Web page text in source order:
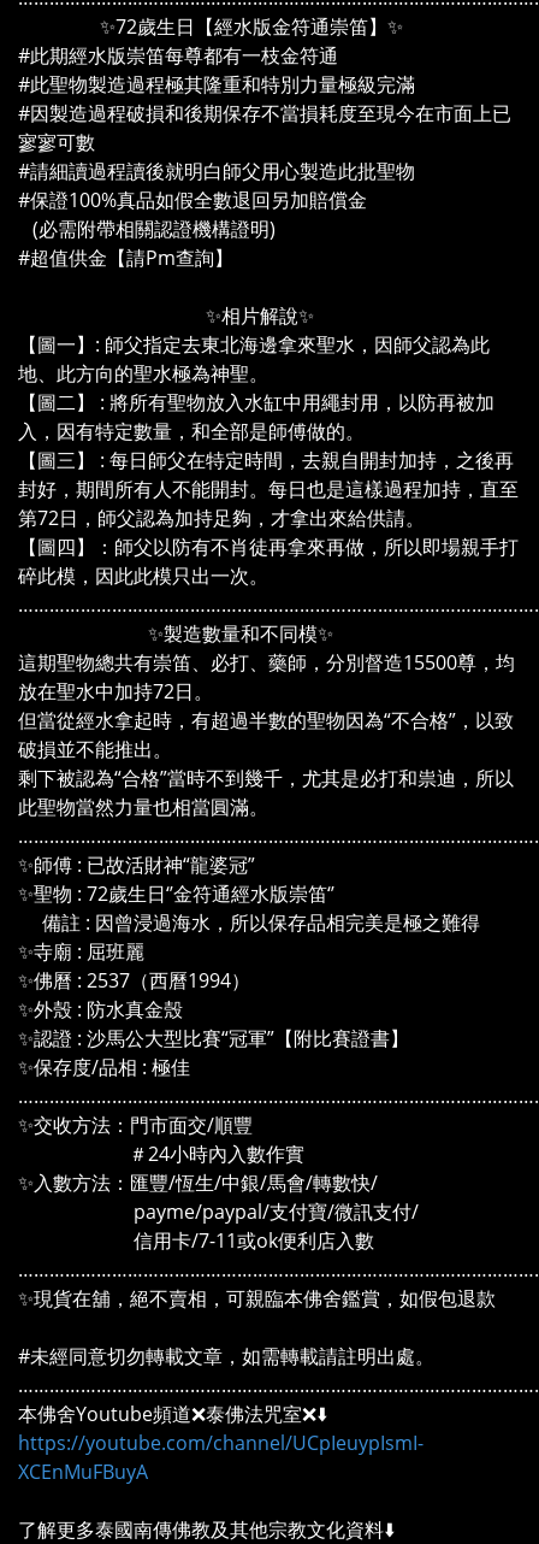
✨72歲生日【經水版金符通崇笛】✨
#此期經水版崇笛每尊都有一枝金符通
#此聖物製造過程極其隆重和特別力量極級完滿
#因製造過程破損和後期保存不當損耗度至現今在市面上已
寥寥可數
#請細讀過程讀後就明白師父用心製造此批聖物
#保證100%真品如假全數退回另加賠償金
(必需附帶相關認證機構證明)
#超值供金【請Pm查詢】
✨相片解說✨
【圖一】: 師父指定去東北海邊拿來聖水，因師父認為此
地、此方向的聖水極為神聖。
【圖二】 : 將所有聖物放入水缸中用繩封用，以防再被加
入，因有特定數量，和全部是師傅做的。
【圖三】 : 每日師父在特定時間，去親自開封加持，之後再
封好，期間所有人不能開封。每日也是這樣過程加持，直至
第72日，師父認為加持足夠，才拿出來給供請。
【圖四】：師父以防有不肖徒再拿來再做，所以即場親手打
碎此模，因此此模只出一次。
✨製造數量和不同模✨
這期聖物總共有崇笛、必打、藥師，分別督造15500尊，均
放在聖水中加持72日。
但當從經水拿起時，有超過半數的聖物因為“不合格”，以致
破損並不能推出。
剩下被認為“合格”當時不到幾千，尤其是必打和祟迪，所以
此聖物當然力量也相當圓滿。
✨師傅 : 已故活財神“龍婆冠”
✨聖物 : 72歲生日‘’金符通經水版崇笛‘’
備註 : 因曾浸過海水，所以保存品相完美是極之難得
✨寺廟 : 屈班麗
✨佛曆 : 2537（西曆1994）
✨外殼 : 防水真金殼
✨認證 : 沙馬公大型比賽“冠軍”【附比賽證書】
✨保存度/品相 : 極佳
✨交收方法：門市面交/順豐
＃24小時內入數作實
✨入數方法：匯豐/恆生/中銀/馬會/轉數快/
payme/paypal/支付寶/微訊支付/
信用卡/7-11或ok便利店入數
✨現貨在舖，絕不賣相，可親臨本佛舍鑑賞，如假包退款
#未經同意切勿轉載文章，如需轉載請註明出處。
本佛舍Youtube頻道❌泰佛法咒室❌⬇️
https://youtube.com/channel/UCpIeuypIsmI-
XCEnMuFBuyA
了解更多泰國南傳佛教及其他宗教文化資料⬇️